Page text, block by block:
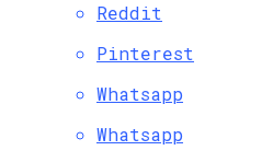
Reddit
Pinterest
Whatsapp
Whatsapp